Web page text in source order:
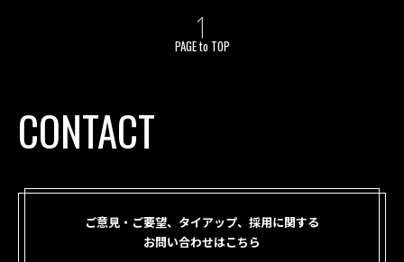
PAGE to TOP
CONTACT
ご意見・ご要望、タイアップ、採用に関する
お問い合わせはこちら